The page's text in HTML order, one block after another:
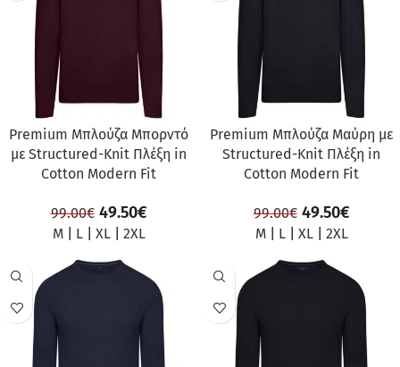
Premium Μπλούζα Μπορντό
με Structured-Knit Πλέξη in
Cotton Modern Fit
99.00€ 49.50€
M| L| XL| 2XL
Premium Μπλούζα Μαύρη με
Structured-Knit Πλέξη in
Cotton Modern Fit
99.00€ 49.50€
M| L| XL| 2XL
ΠΡΟΣΦΟΡΆ ΠΡΟΣΦΟΡΆ